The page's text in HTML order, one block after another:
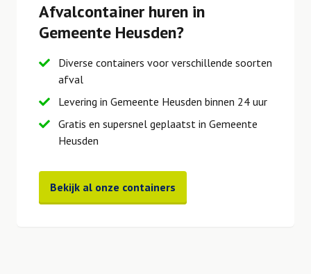
Afvalcontainer huren in
Gemeente Heusden?
Diverse containers voor verschillende soorten
afval
Levering in Gemeente Heusden binnen 24 uur
Gratis en supersnel geplaatst in Gemeente
Heusden
Bekijk al onze containers